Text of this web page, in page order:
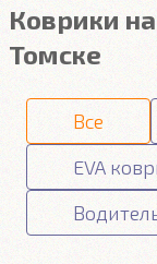
Коврики
Томске
Все
EVA